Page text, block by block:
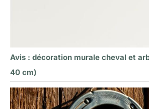
Avis : décoration murale cheval et
40 cm)